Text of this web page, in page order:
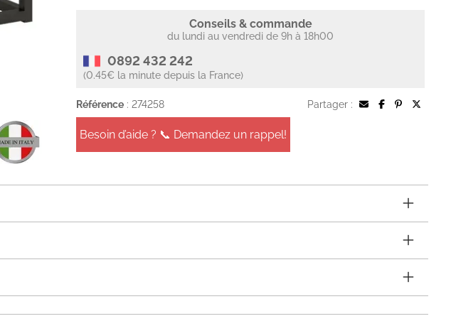
Conseils & commande
du lundi au vendredi de 9h à 18h00
0892 432 242
(0.45€ la minute depuis la France)
Référence : 274258 Partager :
Besoin d’aide ? 📞 Demandez un rappel!